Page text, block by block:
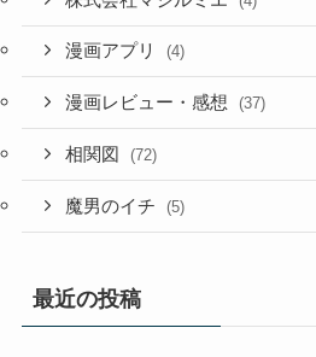
漫画アプリ (4)
漫画レビュー・感想 (37)
相関図 (72)
魔男のイチ (5)
最近の投稿